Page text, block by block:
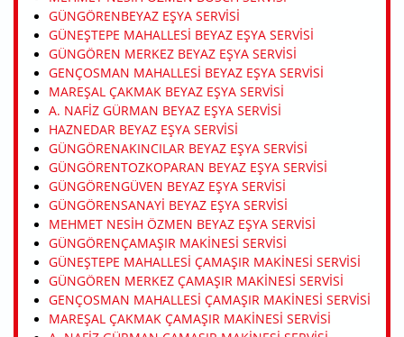
GÜNGÖRENBEYAZ EŞYA SERVISI
GÜNEŞTEPE MAHALLESI BEYAZ EŞYA SERVISI
GÜNGÖREN MERKEZ BEYAZ EŞYA SERVISI
GENÇOSMAN MAHALLESI BEYAZ EŞYA SERVISI
MAREŞAL ÇAKMAK BEYAZ EŞYA SERVISI
A. NAFIZ GÜRMAN BEYAZ EŞYA SERVISI
HAZNEDAR BEYAZ EŞYA SERVISI
GÜNGÖRENAKINCILAR BEYAZ EŞYA SERVISI
GÜNGÖRENTOZKOPARAN BEYAZ EŞYA SERVISI
GÜNGÖRENGÜVEN BEYAZ EŞYA SERVISI
GÜNGÖRENSANAYI BEYAZ EŞYA SERVISI
MEHMET NESIH ÖZMEN BEYAZ EŞYA SERVISI
GÜNGÖRENÇAMAŞIR MAKINESI SERVISI
GÜNEŞTEPE MAHALLESI ÇAMAŞIR MAKINESI SERVISI
GÜNGÖREN MERKEZ ÇAMAŞIR MAKINESI SERVISI
GENÇOSMAN MAHALLESI ÇAMAŞIR MAKINESI SERVISI
MAREŞAL ÇAKMAK ÇAMAŞIR MAKINESI SERVISI